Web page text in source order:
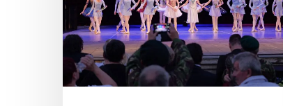
Ballet
under
the
Stars
gálán